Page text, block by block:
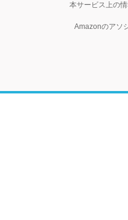
本サービス上の
Amazonのアソ